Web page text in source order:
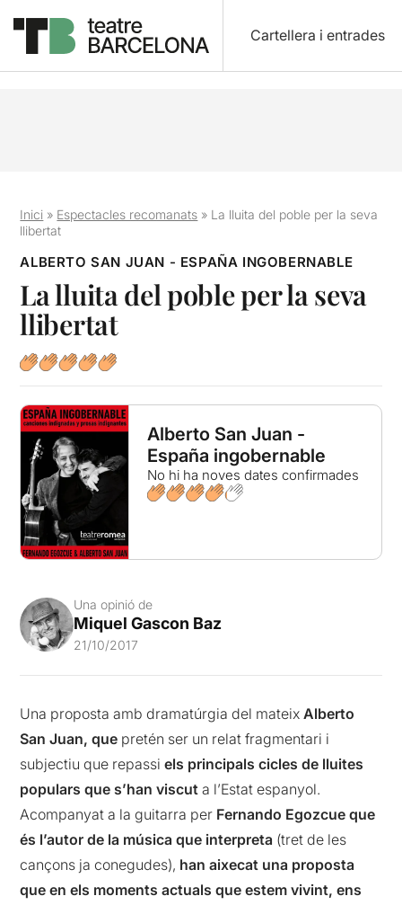
Cartellera i entrades
Inici » Espectacles recomanats » La lluita del poble per la seva
llibertat
ALBERTO SAN JUAN - ESPAÑA INGOBERNABLE
La lluita del poble per la seva
llibertat
Alberto San Juan -
España ingobernable
No hi ha noves dates confirmades
Una opinió de
Miquel Gascon Baz
21/10/2017
Una proposta amb dramatúrgia del mateix Alberto
San Juan, que pretén ser un relat fragmentari i
subjectiu que repassiels principals cicles de lluites
populars que s’han viscuta l’Estat espanyol.
Acompanyat a la guitarra per Fernando Egozcue que
és l’autor de la música que interpreta (tret de les
cançons ja conegudes), han aixecat una proposta
que en els moments actuals que estem vivint, ens